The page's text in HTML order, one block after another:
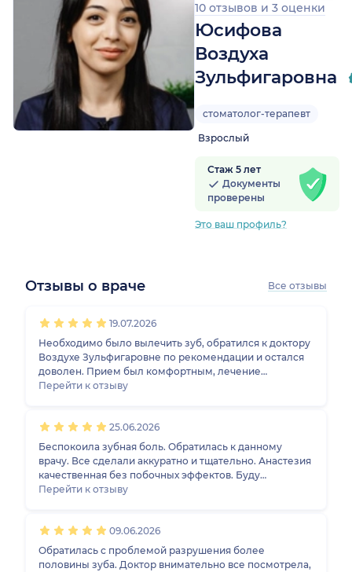
Юсифова
Воздуха
Зульфигаровна
10 отзывов и 3 оценки
стоматолог-терапевт
Взрослый
Стаж 5 лет
Документы
проверены
Это ваш профиль?
Отзывы о враче Все отзывы
19.07.2026
Необходимо было вылечить зуб, обратился к доктору
Воздухе Зульфигаровне по рекомендации и остался
доволен. Прием был комфортным, лечение
безболезненное. Буду лечиться дальше. Доктор
Перейти к отзыву
25.06.2026
Беспокоила зубная боль. Обратилась к данному
врачу. Все сделали аккуратно и тщательно. Анастезия
качественная без побочных эффектов. Буду
продолжать ходить лечить зубы к этому доктору.
Перейти к отзыву
09.06.2026
Обратилась с проблемой разрушения более
половины зуба. Доктор внимательно все посмотрела,